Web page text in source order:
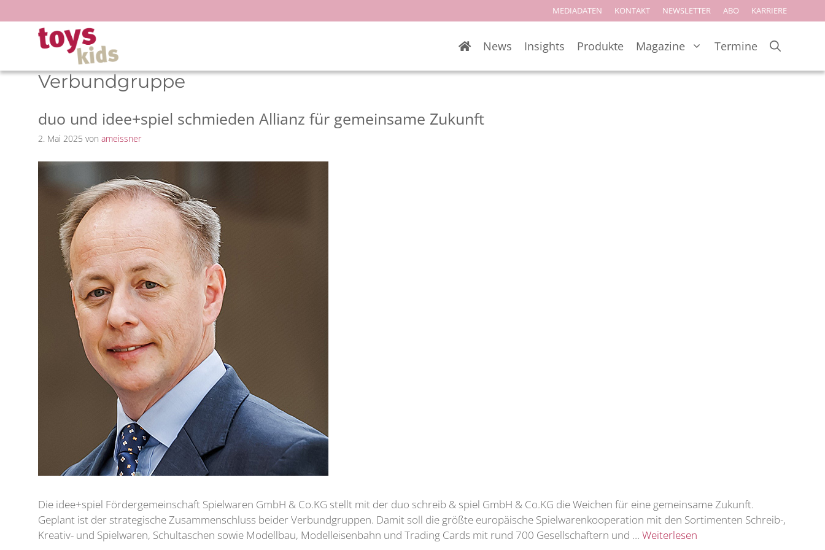
Inhalt
springen
MEDIADATEN KONTAKT NEWSLETTER ABO KARRIERE
News Insights Produkte Magazine Termine
Verbundgruppe
duo und idee+spiel schmieden Allianz für gemeinsame Zukunft
2. Mai 2025 von ameissner
Die idee+spiel Fördergemeinschaft Spielwaren GmbH & Co.KG stellt mit der duo schreib & spiel GmbH & Co.KG die Weichen für eine gemeinsame Zukunft.
Geplant ist der strategische Zusammenschluss beider Verbundgruppen. Damit soll die größte europäische Spielwarenkooperation mit den Sortimenten Schreib-,
Kreativ- und Spielwaren, Schultaschen sowie Modellbau, Modelleisenbahn und Trading Cards mit rund 700 Gesellschaftern und … Weiterlesen